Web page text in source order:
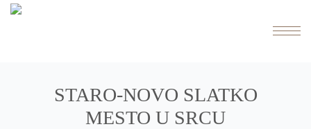
STARO-NOVO SLATKO
MESTO U SRCU